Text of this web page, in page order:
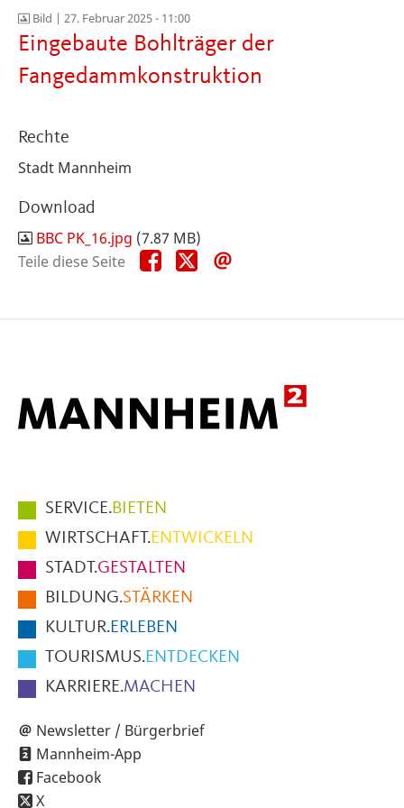
Bild | 27. Februar 2025 - 11:00
Eingebaute Bohlträger der
Fangedammkonstruktion
Rechte
Stadt Mannheim
Download
BBC PK_16.jpg (7.87 MB)
Teile diese Seite
Teile
diese
Teile
diese
Hauptmenüpunkte
im
Fußbereich
der
Seite
SERVICE.BIETEN
WIRTSCHAFT.ENTWICKELN
STADT.GESTALTEN
BILDUNG.STÄRKEN
KULTUR.ERLEBEN
TOURISMUS.ENTDECKEN
KARRIERE.MACHEN
Newsletter / Bürgerbrief
Mannheim-App
Facebook
X